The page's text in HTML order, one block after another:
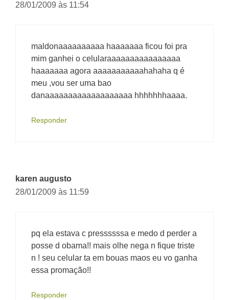
28/01/2009 às 11:54
maldonaaaaaaaaaa haaaaaaa ficou foi pra
mim ganhei o celularaaaaaaaaaaaaaaaa
haaaaaaa agora aaaaaaaaaaahahaha q é
meu ,vou ser uma bao
danaaaaaaaaaaaaaaaaaaa hhhhhhhaaaa.
Responder
karen augusto
28/01/2009 às 11:59
pq ela estava c pressssssa e medo d perder a
posse d obama!! mais olhe nega n fique triste
n ! seu celular ta em bouas maos eu vo ganha
essa promação!!
Responder